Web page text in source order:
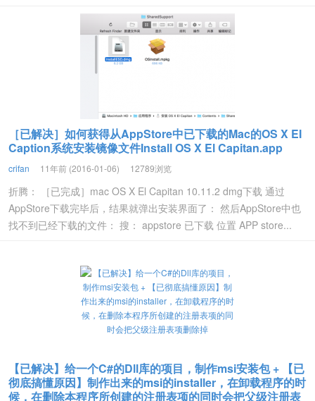
［已解决］如何获得从AppStore中已下载的Mac的OS X EI
Caption系统安装镜像文件Install OS X El Capitan.app
crifan 11年前 (2016-01-06) 12789浏览
折腾： ［已完成］mac OS X El Capitan 10.11.2 dmg下载 通过
AppStore下载完毕后，结果就弹出安装界面了： 然后AppStore中也
找不到已经下载的文件： 搜： appstore 已下载 位置 APP store...
【已解决】给一个C#的Dll库的项目，制作msi安装包 + 【已
彻底搞懂原因】制作出来的msi的installer，在卸载程序的时
候，在删除本程序所创建的注册表项的同时会把父级注册表